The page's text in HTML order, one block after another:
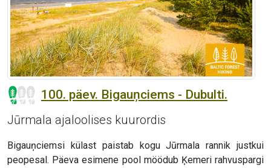
100. päev. Bigauņciems - Dubulti.
Jūrmala ajaloolises kuurordis
Bigauņciemsi külast paistab kogu Jūrmala rannik justkui
peopesal. Päeva esimene pool möödub Ķemeri rahvuspargi